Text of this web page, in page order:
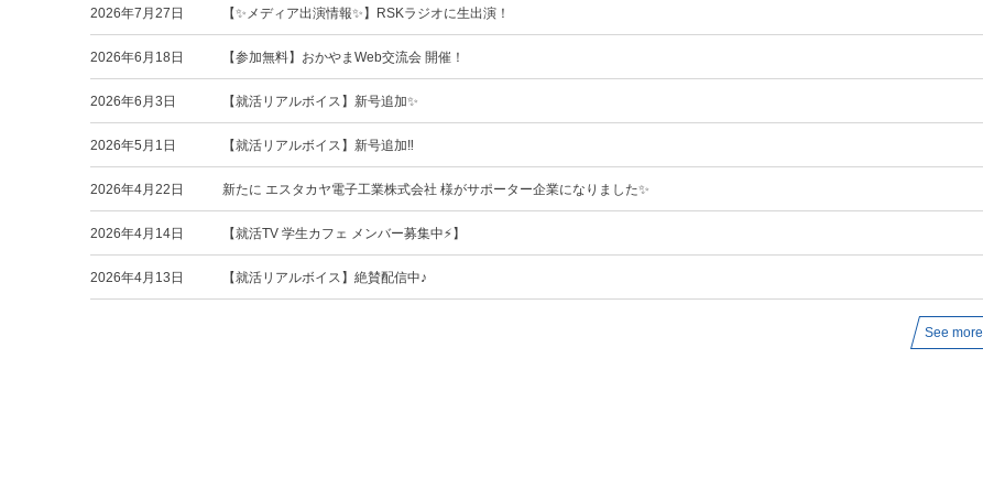
2026年7月27日 【✨メディア出演情報✨】RSKラジオに生出演！
2026年6月18日 【参加無料】おかやまWeb交流会 開催！
2026年6月3日 【就活リアルボイス】新号追加✨
2026年5月1日 【就活リアルボイス】新号追加‼️
2026年4月22日 新たに エスタカヤ電子工業株式会社 様がサポーター企業になりました✨
2026年4月14日 【就活TV 学生カフェ メンバー募集中⚡️】
2026年4月13日 【就活リアルボイス】絶賛配信中♪
See more